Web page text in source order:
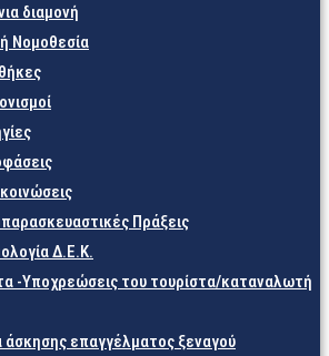
διαμονή
Νομοθεσία
Πράξεις
Δ.Ε.Κ.
-Υποχρεώσεις του τουρίστα/καταναλωτή
άσκησης επαγγέλματος ξεναγού